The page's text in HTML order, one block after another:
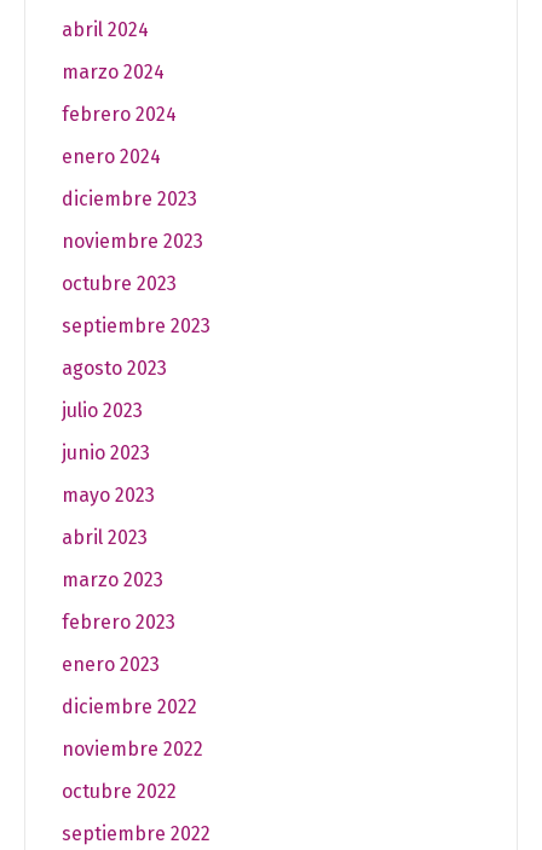
abril 2024
marzo 2024
febrero 2024
enero 2024
diciembre 2023
noviembre 2023
octubre 2023
septiembre 2023
agosto 2023
julio 2023
junio 2023
mayo 2023
abril 2023
marzo 2023
febrero 2023
enero 2023
diciembre 2022
noviembre 2022
octubre 2022
septiembre 2022